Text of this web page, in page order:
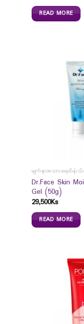
READ MORE
မျက်နှာအသားရေထိန်းသိမ်
Dr.Face Skin
Gel (50g)
29,500Ks
READ MORE